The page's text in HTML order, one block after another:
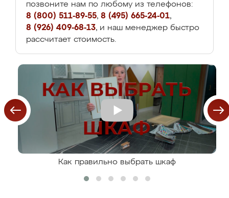
позвоните нам по любому из телефонов:
8 (800) 511-89-55, 8 (495) 665-24-01,
8 (926) 409-68-13, и наш менеджер быстро
рассчитает стоимость.
Как правильно выбрать шкаф